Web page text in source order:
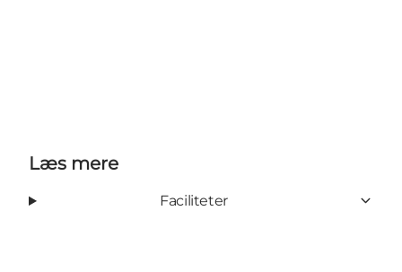
Læs mere
Faciliteter